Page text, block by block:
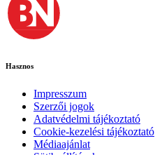
Hasznos
Impresszum
Szerzői jogok
Adatvédelmi tájékoztató
Cookie-kezelési tájékoztató
Médiaajánlat